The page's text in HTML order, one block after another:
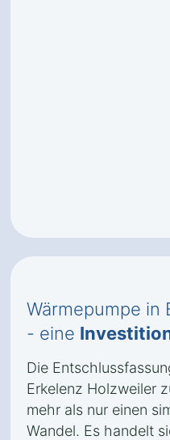
Wärmepumpe in
- eine
Die
Erkelenz Holzweiler
mehr als nur einen
Wandel. Es handelt